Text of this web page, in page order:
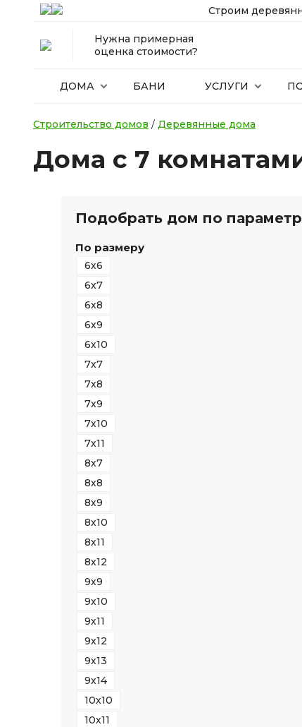
Строим
Нужна примерная
оценка стоимости?
ДОМА БАНИ УСЛУГИ
Строительство домов / Деревянные дома
Дома с 7
Подобрать дом по
По размеру
6х6
6х7
6х8
6х9
6х10
7х7
7х8
7х9
7х10
7х11
8х7
8х8
8х9
8х10
8х11
8х12
9х9
9х10
9х11
9х12
9х13
9х14
10х10
10х11